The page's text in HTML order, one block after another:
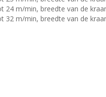
24 m/min, breedte van de
32 m/min, breedte van de